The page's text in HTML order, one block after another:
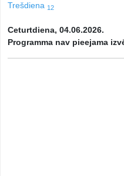
Trešdiena 12
Ceturtdiena, 04.06.2026.
Programma nav pieejama